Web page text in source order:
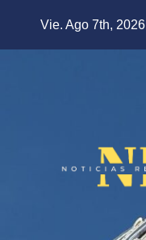
Vie. Ago 7th, 2026